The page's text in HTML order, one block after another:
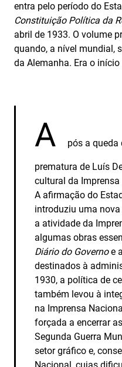
entra pelo período do
Constituição Política da
abril de 1933. O volume
quando, a nível mundial,
da Alemanha. Era o
A pós a queda
prematura de Luís
cultural da
A afirmação do
introduziu uma
a atividade da
algumas obras
Diário do Governoe
destinados à
1930, a política de
também levou à
na Imprensa
forçada a encerrar
Segunda Guerra
setor gráfico e,